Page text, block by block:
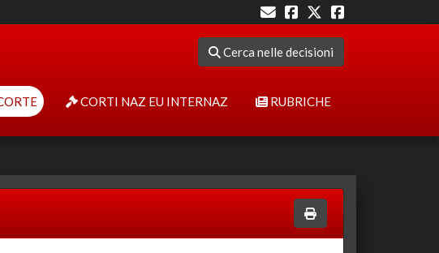
Cerca nelle decisioni
CORTI NAZ EU INTERNAZ RUBRICHE